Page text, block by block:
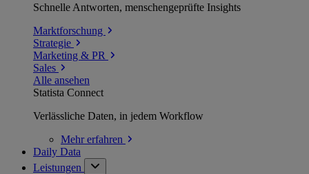
Schnelle Antworten, menschengeprüfte Insights
Marktforschung
Strategie
Marketing & PR
Sales
Alle ansehen
Statista Connect
Verlässliche Daten, in jedem Workflow
Mehrerfahren
Daily Data
Leistungen